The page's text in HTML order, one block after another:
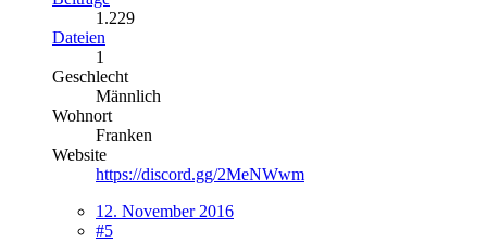
1.229
Dateien
1
Geschlecht
Männlich
Wohnort
Franken
Website
https://discord.gg/2MeNWwm
12. November 2016
#5